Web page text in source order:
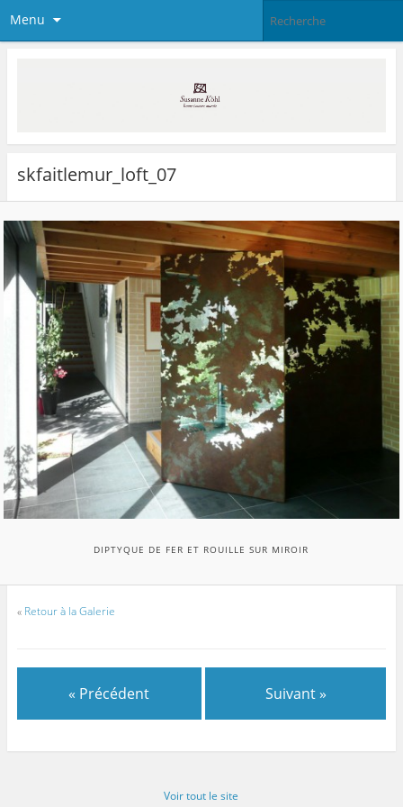
Menu
skfaitlemur_loft_07
DIPTYQUE DE FER ET ROUILLE SUR MIROIR
« Retour à la Galerie
« Précédent Suivant »
Voir tout le site